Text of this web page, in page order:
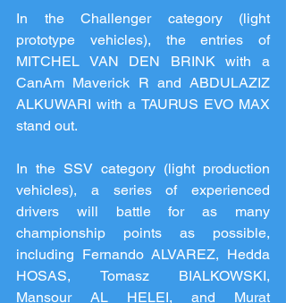
In the Challenger category (light
prototype vehicles), the entries of
MITCHEL VAN DEN BRINK with a
CanAm Maverick R and ABDULAZIZ
ALKUWARI with a TAURUS EVO MAX
stand out.
In the SSV category (light production
vehicles), a series of experienced
drivers will battle for as many
championship points as possible,
including Fernando ALVAREZ, Hedda
HOSAS, Tomasz BIALKOWSKI,
Mansour AL HELEI, and Murat